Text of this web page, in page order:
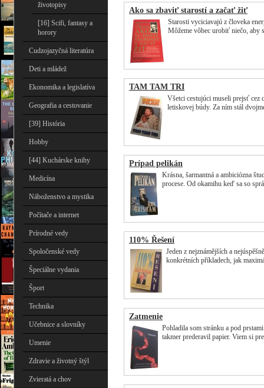
životopisy
[16] Scifi, fantasy a
horory
Cudzojazyčná literatúra
Deti a mládež
Ekonomika a legislatíva
Geografia a cestovanie
[39] História
Hobby
[44] Kuchárske knihy
Medicína
Náboženstvo a mystika
Počítače a internet
Prírodné vedy
Spoločenské vedy
Špeciálne vydania
Šport
Technika
Učebnice a slovníky
Umenie
Zdravie a životný štýl
Zvieratá a chov
Ako sa zbaviť starostí a začať žiť
Starosti vyciciavajú z človeka
Môžeme vôbec urobiť niečo,
TAM TAM TRI
Všetci cestujúci museli prejsť
letiskovej búdy. Za ním stál
Prípad pelikán
Krásna, šarmantná a ambiciózna
procese. Od okamihu keď sa so
110% Řešení
Jeden z nejznámějších a
konkrétních příkladech, jak
Zatmenie
Pohladila som stránku a pod
takmer prederavil papier. Viem si